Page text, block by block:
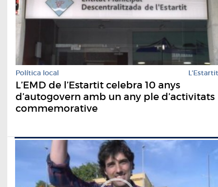
Política local L'Estartit
L’EMD de l’Estartit celebra 10 anys
d’autogovern amb un any ple d’activitats
commemorative